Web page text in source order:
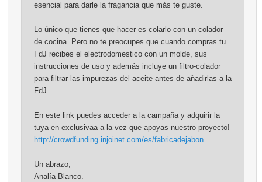
esencial para darle la fragancia que más te guste.
Lo único que tienes que hacer es colarlo con un colador
de cocina. Pero no te preocupes que cuando compras tu
FdJ recibes el electrodomestico con un molde, sus
instrucciones de uso y además incluye un filtro-colador
para filtrar las impurezas del aceite antes de añadirlas a la
FdJ.
En este link puedes acceder a la campaña y adquirir la
tuya en exclusivaa a la vez que apoyas nuestro proyecto!
http://crowdfunding.injoinet.com/es/fabricadejabon
Un abrazo,
Analía Blanco.